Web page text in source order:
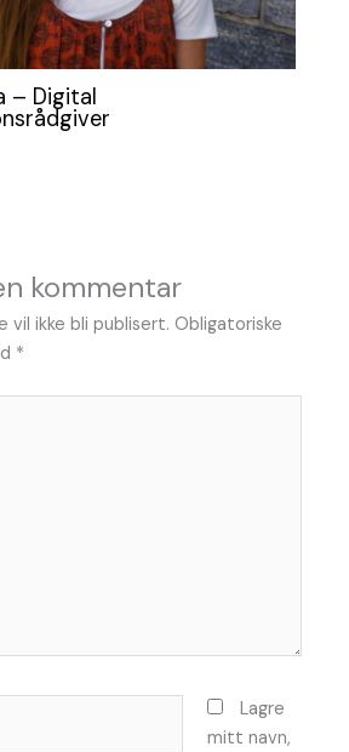
– Digital
kommentar
vil ikke bli publisert. Obligatoriske
*
Lagre
mitt navn,